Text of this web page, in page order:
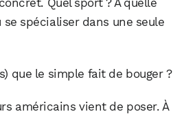
Quel sport ? À quelle
spécialiser dans une seule
que le simple fait de bouger ?
américains vient de poser. À